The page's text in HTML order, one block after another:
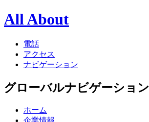
All About
電話
アクセス
ナビゲーション
グローバルナビゲーション
ホーム
企業情報